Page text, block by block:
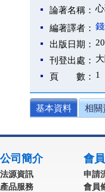
論著名稱：
編著譯者：
出版日期：
刊登出處：
頁 數： 1
基本資料 相關
公司簡介
法源資訊
產品服務
會
申請
會員